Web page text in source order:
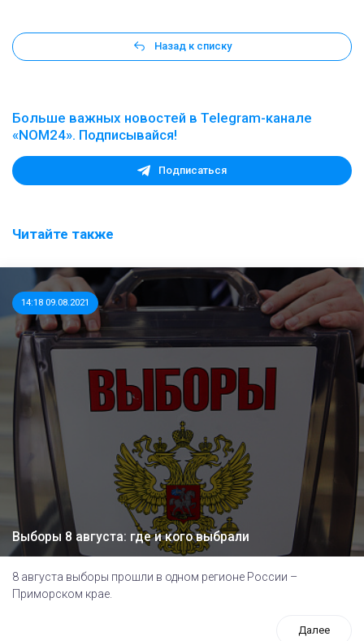
Назад к списку
Больше важных новостей в Telegram-канале
«NOM24». Подписывайся!
Подписаться
Читайте также
14:18 09.08.2021
Выборы 8 августа: где и кого выбрали
8 августа выборы прошли в одном регионе России –
Приморском крае.
Далее